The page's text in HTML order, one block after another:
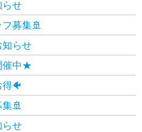
せ
募集🚢
知らせ
催中★
🐠
🚢
せ